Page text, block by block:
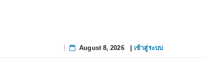
างนักวิทยาศาสตร์รุ่นใหม่ สถาบันสAugust 8, 2026| เข้าสู่ระบบ